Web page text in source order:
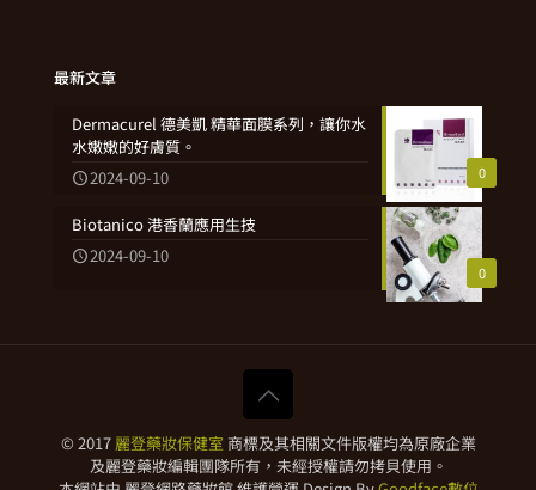
最新文章
0
Dermacurel 德美凱 精華面膜系列，讓你水
水嫩嫩的好膚質。
2024-09-10
0
Biotanico 港香蘭應用生技
2024-09-10
© 2017 麗登藥妝保健室 商標及其相關文件版權均為原廠企業
及麗登藥妝編輯團隊所有，未經授權請勿拷貝使用。